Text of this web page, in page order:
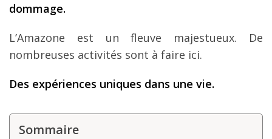
dommage.
L’Amazone est un fleuve majestueux. De
nombreuses activités sont à faire ici.
Des expériences uniques dans une vie.
Sommaire